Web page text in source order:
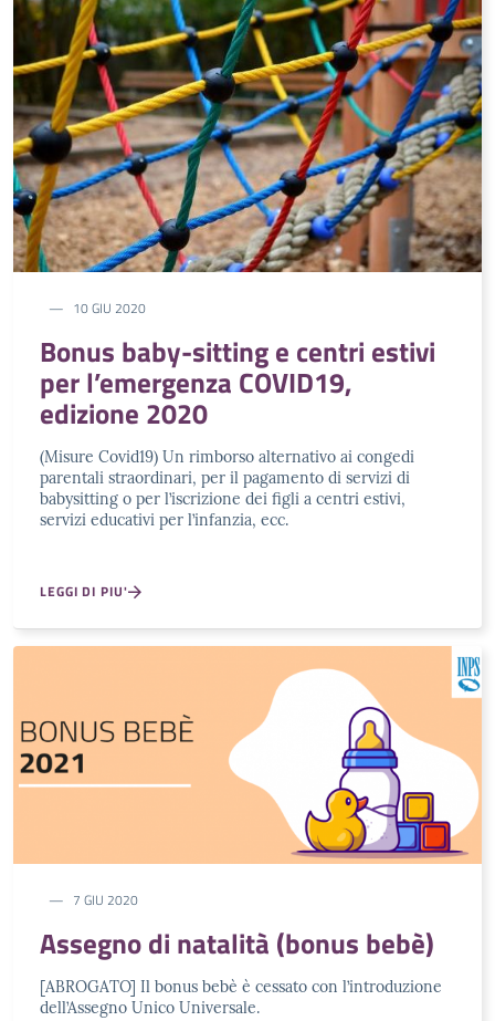
10 GIU 2020
Bonus baby-sitting e centri estivi
per l’emergenza COVID19,
edizione 2020
(Misure Covid19) Un rimborso alternativo ai congedi
parentali straordinari, per il pagamento di servizi di
babysitting o per l’iscrizione dei figli a centri estivi,
servizi educativi per l’infanzia, ecc.
LEGGI DI PIU'
7 GIU 2020
Assegno di natalità (bonus bebè)
[ABROGATO] Il bonus bebè è cessato con l’introduzione
dell’Assegno Unico Universale.